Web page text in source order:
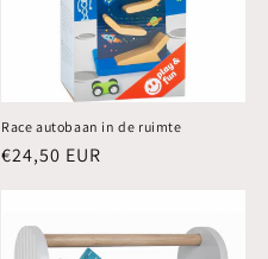
Race autobaan in de ruimte
Normale
€24,50 EUR